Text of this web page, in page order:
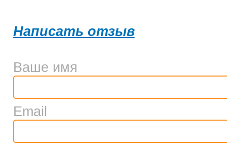
Написать отзыв
Ваше имя
Email